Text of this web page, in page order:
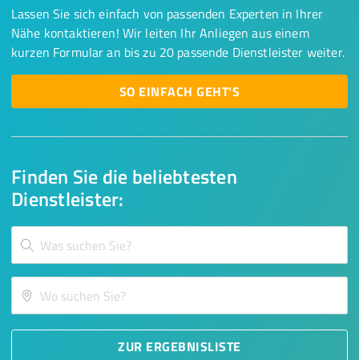
Finden Sie die beliebtesten
Dienstleister:
ZUR ERGEBNISLISTE
Lassen Sie sich einfach von passenden Experten in Ihrer
Nähe kontaktieren! Wir leiten Ihr Anliegen aus einem
kurzen Formular an bis zu 20 passende Dienstleister weiter.
SO EINFACH GEHT'S